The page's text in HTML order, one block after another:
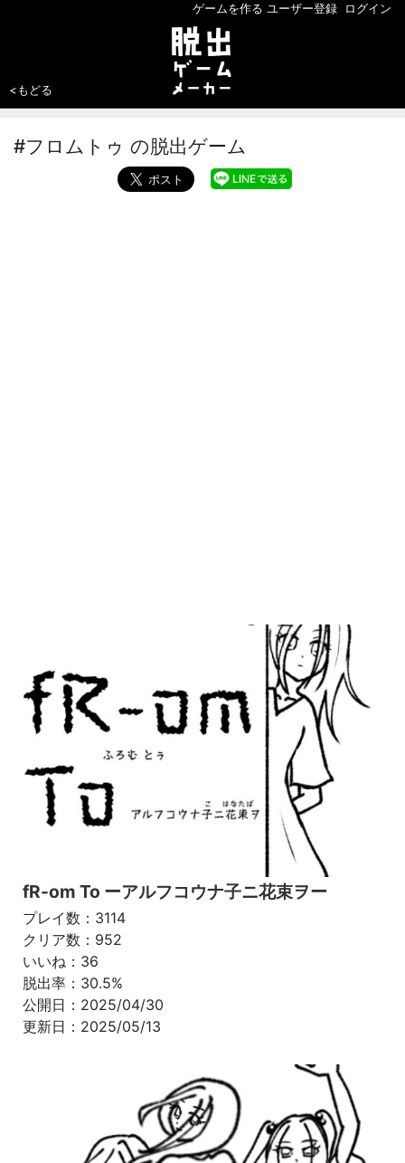
ゲームを作る ユーザー登録 ログイン
<もどる
#フロムトゥ の脱出ゲーム
fR-om To ーアルフコウナ子ニ花束ヲー
プレイ数：3114
クリア数：952
いいね：36
脱出率：30.5%
公開日：2025/04/30
更新日：2025/05/13